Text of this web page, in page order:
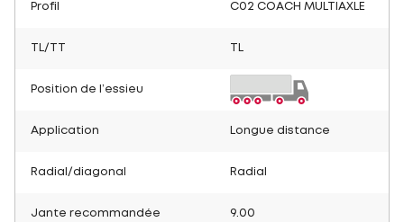
Profil C02 COACH MULTIAXLE
TL/TT
Position de l’essieu
Application Longue distance
Radial/diagonal Radial
Jante recommandée 9.00